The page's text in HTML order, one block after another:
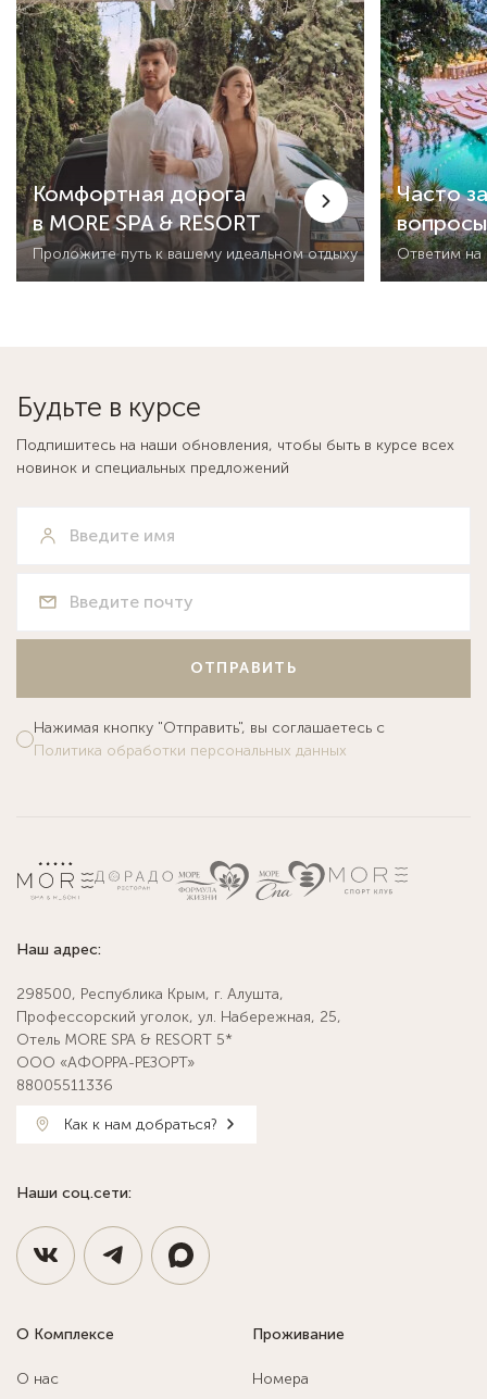
Комфортная дорога
в MORE SPA & RESORT
Проложите путь к вашему идеальном отдыху
Часто
вопросы
Ответим на
Будьте в курсе
Подпишитесь на наши обновления, чтобы быть в курсе всех
новинок и специальных предложений
ОТПРАВИТЬ
Нажимая кнопку "Отправить", вы соглашаетесь с
Политика обработки персональных данных
Наш адрес:
298500, Республика Крым, г. Алушта,
Профессорский уголок, ул. Набережная, 25,
Отель MORE SPA & RESORT 5*
ООО «АФОРРА-РЕЗОРТ»
88005511336
Как к нам добраться?
Наши соц.сети:
О Комплексе
О нас
Проживание
Номера